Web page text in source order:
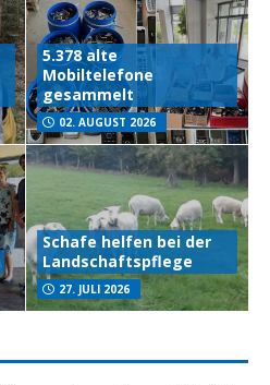
5.378 alte
Mobiltelefone
gesammelt
02. AUGUST 2026
Schafe helfen bei der
Landschaftspflege
27. JULI 2026